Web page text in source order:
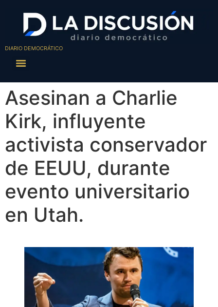
DIARIO DEMOCRÁTICO
Asesinan a Charlie
Kirk, influyente
activista conservador
de EEUU, durante
evento universitario
en Utah.